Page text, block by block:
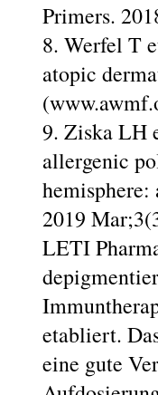
Primers.
8. Werfel T
atopic
9. Ziska LH
allergenic
hemisphere:
2019
LETI
etabliert.
eine gute